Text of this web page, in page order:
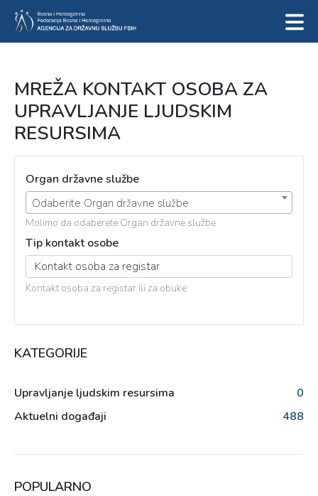
MREŽA KONTAKT OSOBA ZA
UPRAVLJANJE LJUDSKIM
RESURSIMA
Organ državne službe
Odaberite Organ državne službe
Molimo da odaberete Organ državne službe
Tip kontakt osobe
Kontakt osoba za registar ili za obuke
KATEGORIJE
Upravljanje ljudskim resursima
0
Aktuelni događaji
488
POPULARNO